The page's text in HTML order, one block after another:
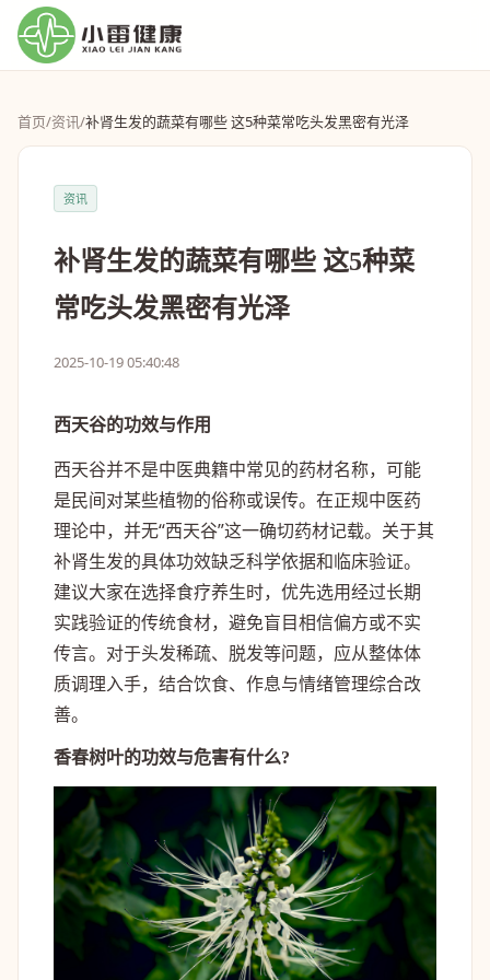
首页/资讯/补肾生发的蔬菜有哪些 这5种菜常吃头发黑密有光泽
资讯
补肾生发的蔬菜有哪些 这5种菜
常吃头发黑密有光泽
2025-10-19 05:40:48
西天谷的功效与作用
西天谷并不是中医典籍中常见的药材名称，可能
是民间对某些植物的俗称或误传。在正规中医药
理论中，并无“西天谷”这一确切药材记载。关于其
补肾生发的具体功效缺乏科学依据和临床验证。
建议大家在选择食疗养生时，优先选用经过长期
实践验证的传统食材，避免盲目相信偏方或不实
传言。对于头发稀疏、脱发等问题，应从整体体
质调理入手，结合饮食、作息与情绪管理综合改
善。
香春树叶的功效与危害有什么?